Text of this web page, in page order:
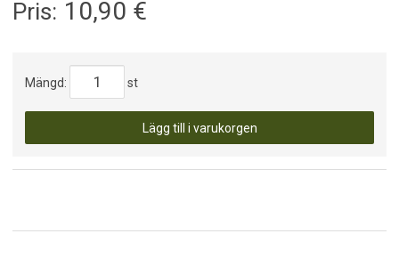
Pris: 10,90 €
Mängd: st
Lägg till i varukorgen